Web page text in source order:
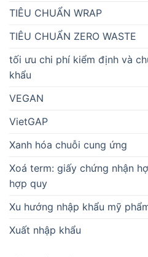
TIÊU CHUẨN WRAP
TIÊU CHUẨN ZERO WASTE
tối ưu chi phí kiểm định và
khẩu
VEGAN
VietGAP
Xanh hóa chuỗi cung ứng
Xoá term: giấy chứng nhận
hợp quy
Xu hướng nhập khẩu mỹ
Xuất nhập khẩu